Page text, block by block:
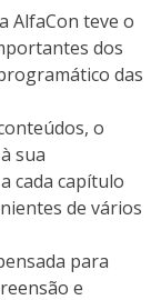
AlfaCon teve o
dos
das
o
sua
cada capítulo
de vários
para
e